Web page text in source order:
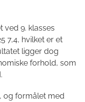
ved 9. klasses
7,4, hvilket er et
ligger dog
forhold, som
og formålet med